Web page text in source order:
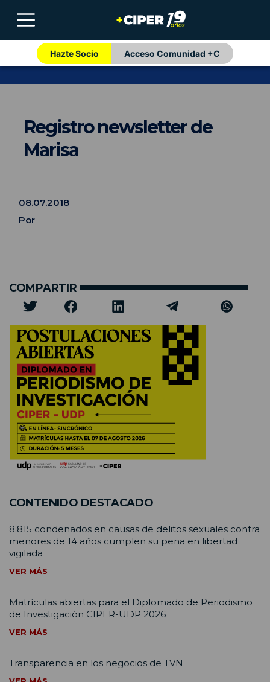
Hazte Socio Acceso Comunidad +C
Registro newsletter de
Marisa
08.07.2018
Por
COMPARTIR
CONTENIDO DESTACADO
8.815 condenados en causas de delitos sexuales contra
menores de 14 años cumplen su pena en libertad
vigilada
VER MÁS
Matrículas abiertas para el Diplomado de Periodismo
de Investigación CIPER-UDP 2026
VER MÁS
Transparencia en los negocios de TVN